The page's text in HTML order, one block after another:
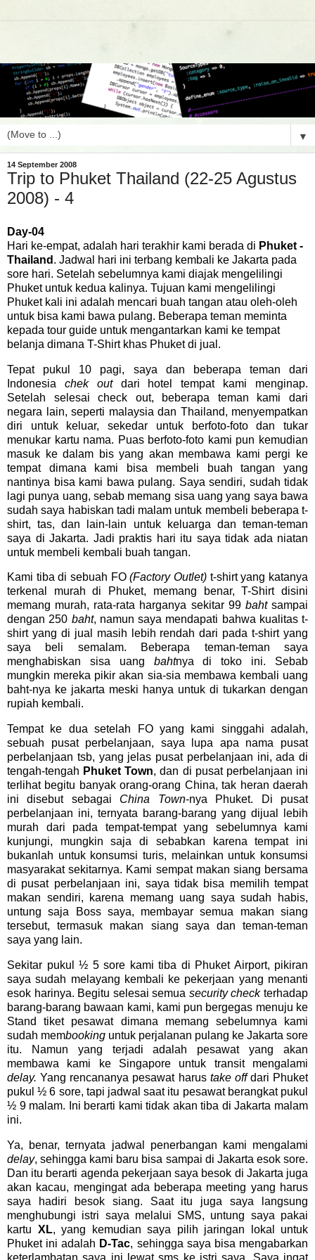
▼
14 September 2008
Trip to Phuket Thailand (22-25 Agustus
2008) - 4
Day-04
Hari ke-empat, adalah hari terakhir kami berada di Phuket -
Thailand . Jadwal hari ini terbang kembali ke Jakarta pada
sore hari. Setelah sebelumnya kami diajak mengelilingi
Phuket untuk kedua kalinya. Tujuan kami mengelilingi
Phuket kali ini adalah mencari buah tangan atau oleh-oleh
untuk bisa kami bawa pulang. Beberapa teman meminta
kepada tour guide untuk mengantarkan kami ke tempat
belanja dimana T-Shirt khas Phuket di jual.
Tepat pukul 10 pagi, saya dan beberapa teman dari
Indonesia chek outdari hotel tempat kami menginap.
Setelah selesai check out, beberapa teman kami dari
negara lain, seperti malaysia dan Thailand, menyempatkan
diri untuk keluar, sekedar untuk berfoto-foto dan tukar
menukar kartu nama. Puas berfoto-foto kami pun kemudian
masuk ke dalam bis yang akan membawa kami pergi ke
tempat dimana kami bisa membeli buah tangan yang
nantinya bisa kami bawa pulang. Saya sendiri, sudah tidak
lagi punya uang, sebab memang sisa uang yang saya bawa
sudah saya habiskan tadi malam untuk membeli beberapa t-
shirt, tas, dan lain-lain untuk keluarga dan teman-teman
saya di Jakarta. Jadi praktis hari itu saya tidak ada niatan
untuk membeli kembali buah tangan.
Kami tiba di sebuah FO(Factory Outlet) t-shirt yang katanya
terkenal murah di Phuket, memang benar, T-Shirt disini
memang murah, rata-rata harganya sekitar 99 bahtsampai
dengan 250 baht, namun saya mendapati bahwa kualitas t-
shirt yang di jual masih lebih rendah dari pada t-shirt yang
saya beli semalam. Beberapa teman-teman saya
menghabiskan sisa uang bahtnya di toko ini. Sebab
mungkin mereka pikir akan sia-sia membawa kembali uang
baht-nya ke jakarta meski hanya untuk di tukarkan dengan
rupiah kembali.
Tempat ke dua setelah FO yang kami singgahi adalah,
sebuah pusat perbelanjaan, saya lupa apa nama pusat
perbelanjaan tsb, yang jelas pusat perbelanjaan ini, ada di
tengah-tengah Phuket Town, dan di pusat perbelanjaan ini
terlihat begitu banyak orang-orang China, tak heran daerah
ini disebut sebagai China Town-nya Phuket. Di pusat
perbelanjaan ini, ternyata barang-barang yang dijual lebih
murah dari pada tempat-tempat yang sebelumnya kami
kunjungi, mungkin saja di sebabkan karena tempat ini
bukanlah untuk konsumsi turis, melainkan untuk konsumsi
masyarakat sekitarnya. Kami sempat makan siang bersama
di pusat perbelanjaan ini, saya tidak bisa memilih tempat
makan sendiri, karena memang uang saya sudah habis,
untung saja Boss saya, membayar semua makan siang
tersebut, termasuk makan siang saya dan teman-teman
saya yang lain.
Sekitar pukul ½ 5 sore kami tiba di Phuket Airport, pikiran
saya sudah melayang kembali ke pekerjaan yang menanti
esok harinya. Begitu selesai semua security checkterhadap
barang-barang bawaan kami, kami pun bergegas menuju ke
Stand tiket pesawat dimana memang sebelumnya kami
sudah membooking untuk perjalanan pulang ke Jakarta sore
itu. Namun yang terjadi adalah pesawat yang akan
membawa kami ke Singapore untuk transit mengalami
delay.Yang rencananya pesawat harus take offdari Phuket
pukul ½ 6 sore, tapi jadwal saat itu pesawat berangkat pukul
½ 9 malam. Ini berarti kami tidak akan tiba di Jakarta malam
ini.
Ya, benar, ternyata jadwal penerbangan kami mengalami
delay, sehingga kami baru bisa sampai di Jakarta esok sore.
Dan itu berarti agenda pekerjaan saya besok di Jakarta juga
akan kacau, mengingat ada beberapa meeting yang harus
saya hadiri besok siang. Saat itu juga saya langsung
menghubungi istri saya melalui SMS, untung saya pakai
kartu XL, yang kemudian saya pilih jaringan lokal untuk
Phuket ini adalah D-Tac, sehingga saya bisa mengabarkan
keterlambatan saya ini lewat sms ke istri saya. Saya ingat